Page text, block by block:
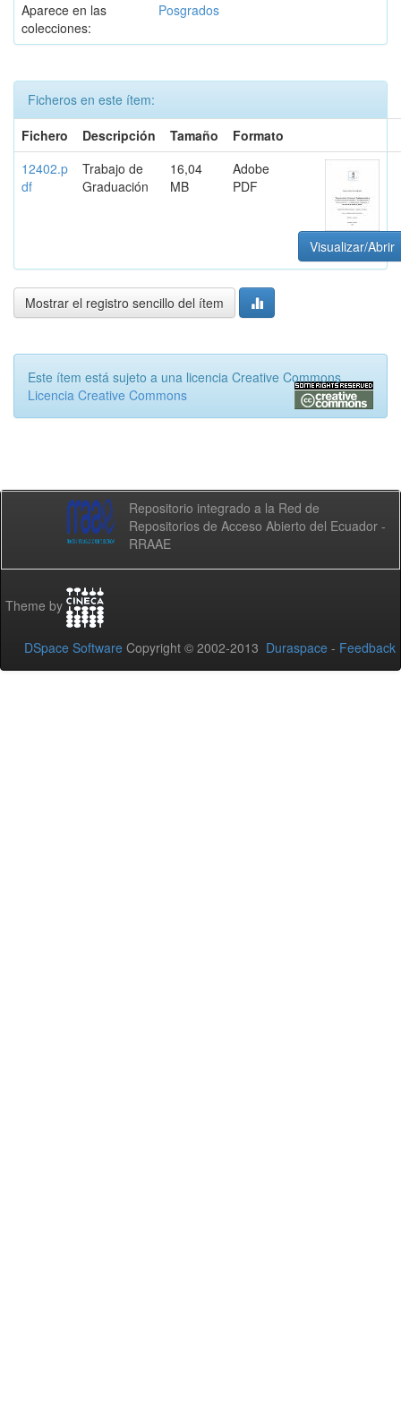
Aparece en las
colecciones:
Posgrados
Ficheros en este ítem:
Fichero
Descripción Tamaño
Formato
12402.p
df
Trabajo de
Graduación
16,04
MB
Adobe
PDF
Visualizar/Abrir
Mostrar el registro sencillo del ítem
Este ítem está sujeto a una licencia Creative Commons
Licencia Creative Commons
Repositorio integrado a la Red de
Repositorios de Acceso Abierto del Ecuador -
RRAAE
Theme by
DSpace Software Copyright © 2002-2013 Duraspace - Feedback